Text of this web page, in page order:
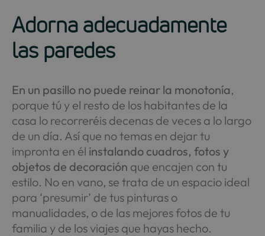
Adorna adecuadamente
las paredes
En un pasillo no puede reinar la monotonía,
porque tú y el resto de los habitantes de la
casa lo recorreréis decenas de veces a lo largo
de un día. Así que no temas en dejar tu
impronta en él instalando cuadros, fotos y
objetos de decoración que encajen con tu
estilo. No en vano, se trata de un espacio ideal
para ‘presumir’ de tus pinturas o
manualidades, o de las mejores fotos de tu
familia y de los viajes que hayas hecho.